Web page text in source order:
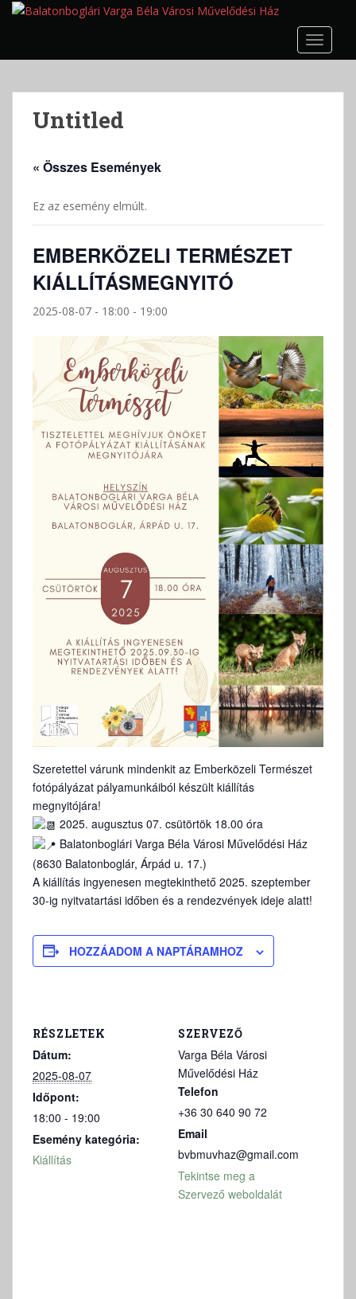
p
Untitled
« Összes Események
Ez az esemény elmúlt.
EMBERKÖZELI TERMÉSZET
KIÁLLÍTÁSMEGNYITÓ
2025-08-07 - 18:00 - 19:00
Szeretettel várunk mindenkit az Emberközeli Természet
fotópályázat pályamunkáiból készült kiállítás
megnyitójára!
2025. augusztus 07. csütörtök 18.00 óra
Balatonboglári Varga Béla Városi Művelődési Ház
(8630 Balatonboglár, Árpád u. 17.)
A kiállítás ingyenesen megtekinthető 2025. szeptember
30-ig nyitvatartási időben és a rendezvények ideje alatt!
HOZZÁADOM A NAPTÁRAMHOZ
RÉSZLETEK
Dátum:
2025-08-07
Időpont:
18:00 - 19:00
Esemény kategória:
Kiállítás
SZERVEZŐ
Varga Béla Városi
Művelődési Ház
Telefon
+36 30 640 90 72
Email
bvbmuvhaz@gmail.com
Tekintse meg a
Szervező weboldalát